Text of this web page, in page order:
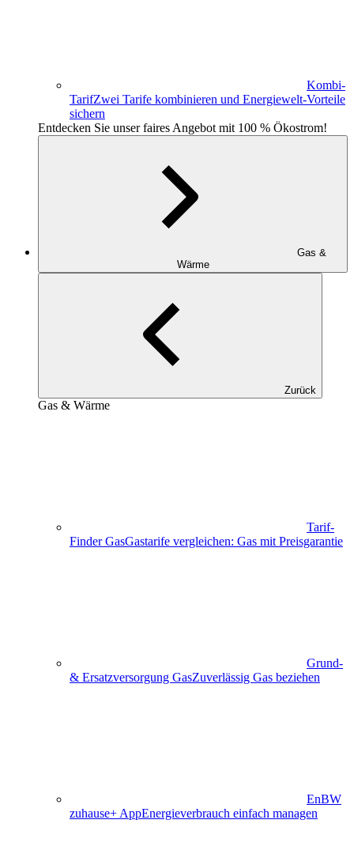
Kombi-
TarifZwei Tarife kombinieren und Energiewelt-Vorteile
sichern
Entdecken Sie unser faires Angebot mit 100 % Ökostrom!
Gas &
Wärme
Zurück
Gas & Wärme
Tarif-
Finder GasGastarife vergleichen: Gas mit Preisgarantie
Grund-
& Ersatzversorgung GasZuverlässig Gas beziehen
EnBW
zuhause+ AppEnergieverbrauch einfach managen